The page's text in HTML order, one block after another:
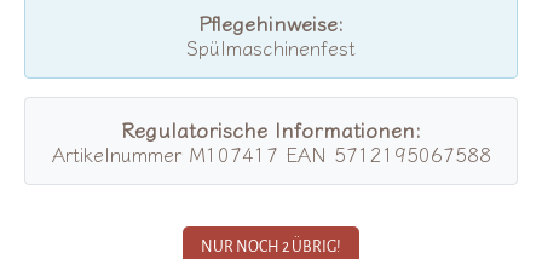
Pflegehinweise:
Spülmaschinenfest
Regulatorische Informationen:
Artikelnummer M107417 EAN 5712195067588
NUR NOCH 2 ÜBRIG!